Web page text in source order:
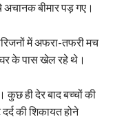
बीमार पड़ गए।
में अफरा-तफरी मच
के पास खेल रहे थे।
कुछ ही देर बाद बच्चों की
की शिकायत होने